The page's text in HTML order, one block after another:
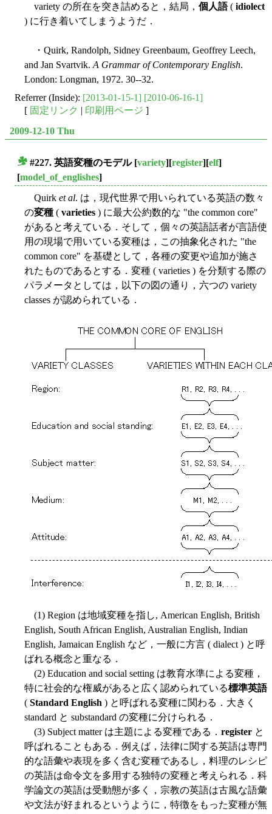
variety の所在を突き詰めると，結局， 個人語( idiolect
) に行き着いてしまうようだ．
・Quirk, Randolph, Sidney Greenbaum, Geoffrey Leech,
and Jan Svartvik. A Grammar of Contemporary English.
London: Longman, 1972. 30--32.
Referrer (Inside): [2013-01-15-1] [2010-06-16-1]
[ 固定リンク | 印刷用ページ ]
2009-12-10 Thu
#227. 英語変種のモデル[variety][register][elf]
[model_of_englishes]
Quirk et al. は，現代世界で用いられている英語の数々
の変種 ( varieties ) に最大公約数的な "the common core"
があると考えている．そして，個々の英語話者が言語使
用の現場で用いている変種は，この抽象化された "the
common core" を基礎として，各種の変更や追加が施さ
れたものであるとする．変種 ( varieties ) を分類する際の
パラメータとしては，以下の図の通り，六つの variety
classes が認められている．
(1) Region は地域変種を指し, American English, British
English, South African English, Australian English, Indian
English, Jamaican English など，一般に方言 ( dialect ) と呼
ばれる概念と重なる．
(2) Education and social setting は教育水準による変種，
特に社会的な権威があると広く認められている標準英語
( Standard English ) と呼ばれる変種に関わる．大きく
standard と substandard の変種に分けられる．
(3) Subject matter は主題による変種である． register と
呼ばれることもある．例えば，法律に関する英語は専門
的な語彙や表現を多く含む変種であるし，料理のレシピ
の英語は命令文を多用する独特の変種と考えられる．科
学論文の英語は受動態が多く，宗教の英語は古風な語彙
や文法が好まれるというように，特徴をもった変種が無